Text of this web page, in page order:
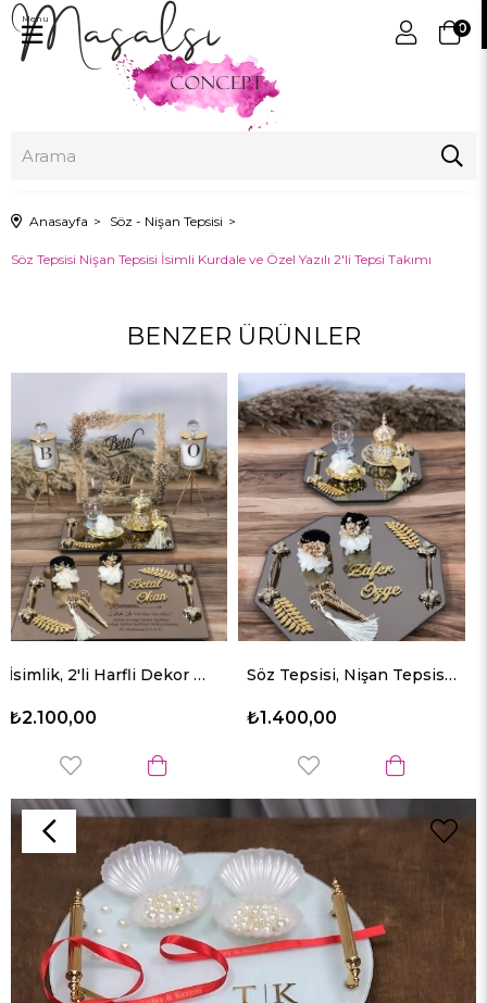
0
Menu
Anasayfa Söz - Nişan Tepsisi
Söz Tepsisi Nişan Tepsisi İsimli Kurdale ve Özel Yazılı 2'li Tepsi Takımı
BENZER ÜRÜNLER
İsimlik, 2'li Harfli Dekor Mum, Kazımalı Söz Nişan Tepsi Takımı Söz Tepsisi, Nişan Tepsisi, Yüzük Tepsisi, Isteme Tepsisi, Damat Fincanı, Damat Kadehi,damat Tepsisi
₺1.400,00
3'lü Dikdörtken Tepsi
₺1.650,00